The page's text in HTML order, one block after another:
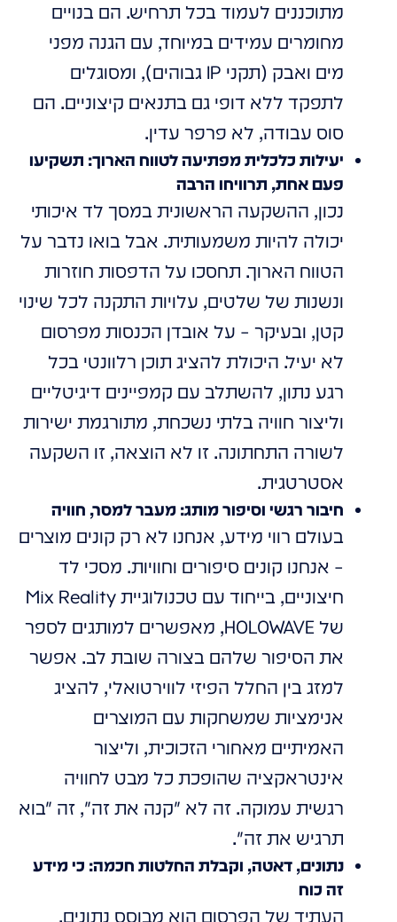
מתוכננים לעמוד בכל תרחיש. הם בנויים
מחומרים עמידים במיוחד, עם הגנה מפני
מים ואבק (תקני IP גבוהים), ומסוגלים
לתפקד ללא דופי גם בתנאים קיצוניים. הם
סוס עבודה, לא פרפר עדין.
יעילות כלכלית מפתיעה לטווח הארוך: תשקיעו
פעם אחת, תרוויחו הרבה
נכון, ההשקעה הראשונית במסך לד איכותי
יכולה להיות משמעותית. אבל בואו נדבר על
הטווח הארוך. תחסכו על הדפסות חוזרות
ונשנות של שלטים, עלויות התקנה לכל שינוי
קטן, ובעיקר – על אובדן הכנסות מפרסום
לא יעיל. היכולת להציג תוכן רלוונטי בכל
רגע נתון, להשתלב עם קמפיינים דיגיטליים
וליצור חוויה בלתי נשכחת, מתורגמת ישירות
לשורה התחתונה. זו לא הוצאה, זו השקעה
אסטרטגית.
חיבור רגשי וסיפור מותג: מעבר למסר, חוויה
בעולם רווי מידע, אנחנו לא רק קונים מוצרים
– אנחנו קונים סיפורים וחוויות. מסכי לד
חיצוניים, בייחוד עם טכנולוגיית Mix Reality
של HOLOWAVE, מאפשרים למותגים לספר
את הסיפור שלהם בצורה שובת לב. אפשר
למזג בין החלל הפיזי לווירטואלי, להציג
אנימציות שמשחקות עם המוצרים
האמיתיים מאחורי הזכוכית, וליצור
אינטראקציה שהופכת כל מבט לחוויה
רגשית עמוקה. זה לא "קנה את זה", זה "בוא
תרגיש את זה".
נתונים, דאטה, וקבלת החלטות חכמה: כי מידע
זה כוח
העתיד של הפרסום הוא מבוסס נתונים.